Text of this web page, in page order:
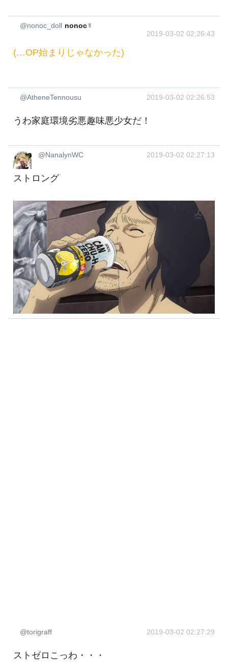
@nonoc_doll nonoc☿
2019-03-02 02:26:43
(…OP始まりじゃなかった)
@AtheneTennousu 2019-03-02 02:26:53
うわ家庭環境劣悪趣味悪少女だ！
@NanalynWC 2019-03-02 02:27:13
ストロング
@torigraff 2019-03-02 02:27:29
ストゼロこっわ・・・